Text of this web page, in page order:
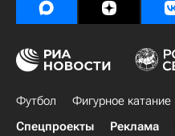
Футбол Фигурное катание
Спецпроекты
Реклама